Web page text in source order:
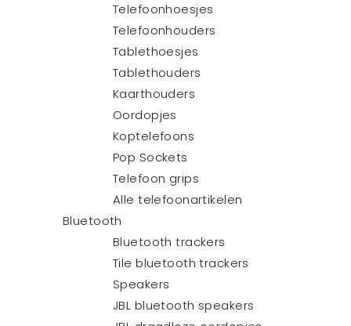
Telefoonhoesjes
Telefoonhouders
Tablethoesjes
Tablethouders
Kaarthouders
Oordopjes
Koptelefoons
Pop Sockets
Telefoon grips
Alle telefoonartikelen
Bluetooth
Bluetooth trackers
Tile bluetooth trackers
Speakers
JBL bluetooth speakers